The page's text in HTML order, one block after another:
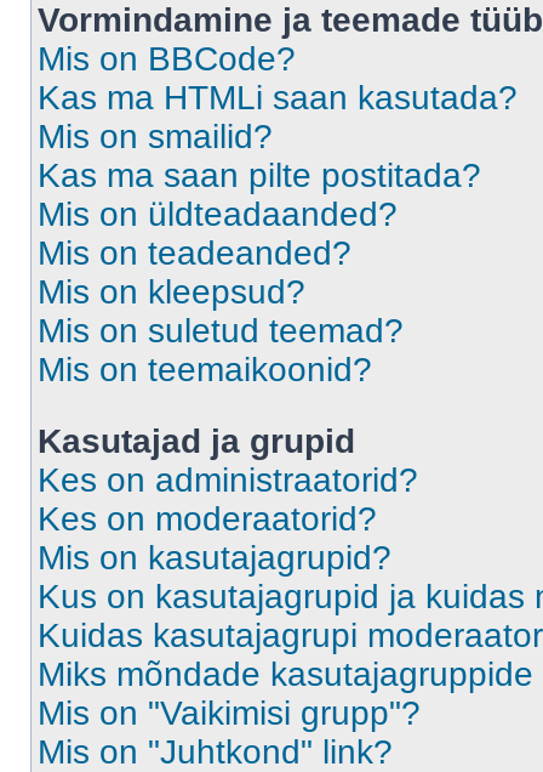
Vormindamine ja teemade
Mis on BBCode?
Kas ma HTMLi saan kasutada?
Mis on smailid?
Kas ma saan pilte postitada?
Mis on üldteadaanded?
Mis on teadeanded?
Mis on kleepsud?
Mis on suletud teemad?
Mis on teemaikoonid?
Kasutajad ja grupid
Kes on administraatorid?
Kes on moderaatorid?
Mis on kasutajagrupid?
Kus on kasutajagrupid ja kuidas
Kuidas kasutajagrupi
Miks mõndade
Mis on "Vaikimisi grupp"?
Mis on "Juhtkond" link?